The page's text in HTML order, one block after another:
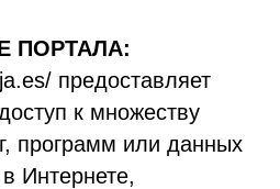
ПОРТАЛА:
предоставляет
к множеству
программ или данных
Интернете,